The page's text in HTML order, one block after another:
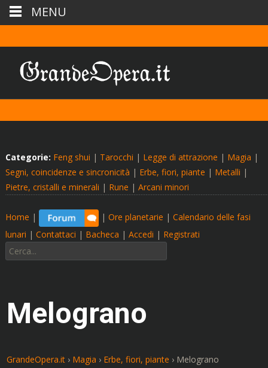
Categorie: Feng shui | Tarocchi | Legge di attrazione | Magia |
Segni, coincidenze e sincronicità | Erbe, fiori, piante | Metalli |
Pietre, cristalli e minerali | Rune | Arcani minori
Home | | Ore planetarie | Calendario delle fasi
lunari | Contattaci | Bacheca | Accedi | Registrati
Cerca:
Melograno
GrandeOpera.it › Magia › Erbe, fiori, piante › Melograno
MENU